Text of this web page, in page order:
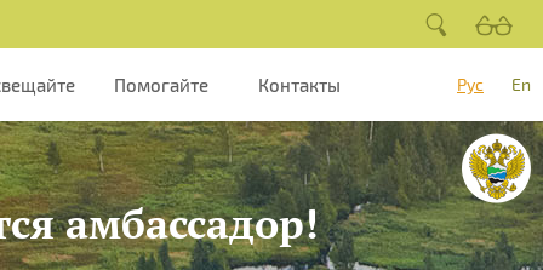
Помогайте Контакты Рус En
амбассадор!